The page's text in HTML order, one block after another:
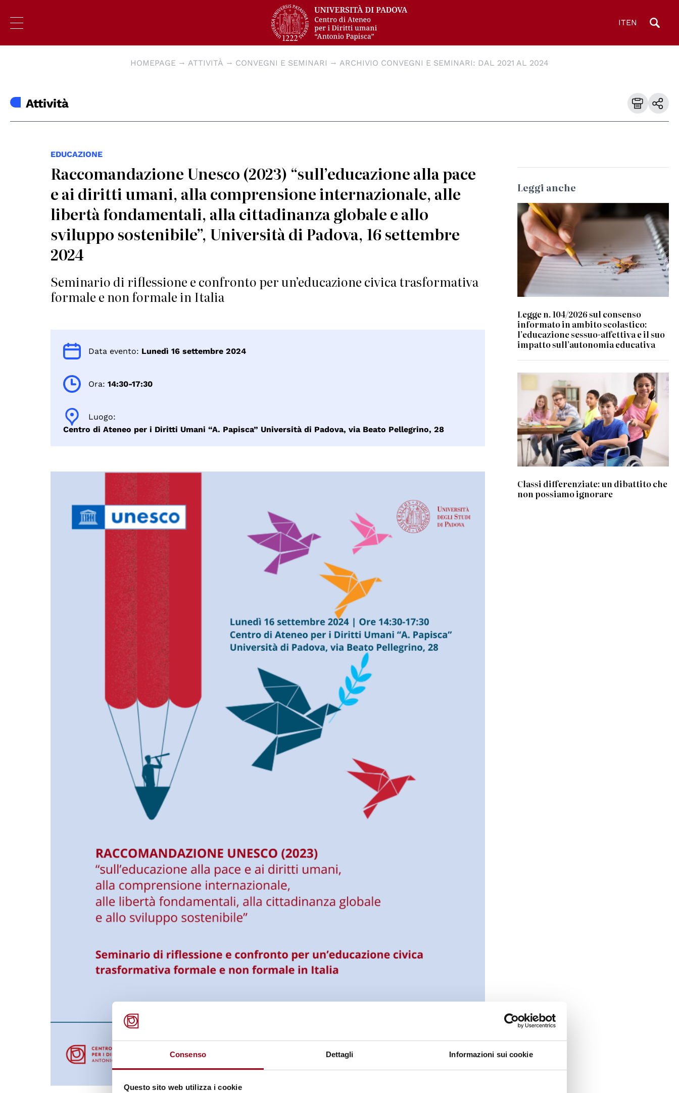
Consenso Dettagli Informazioni sui cookie
Questo sito web utilizza i cookie
ITEN
HOMEPAGE ATTIVITÀ CONVEGNI E SEMINARI ARCHIVIO CONVEGNI E SEMINARI: DAL 2021 AL 2024
Attività
EDUCAZIONE
Raccomandazione Unesco (2023) “sull’educazione alla pace
e ai diritti umani, alla comprensione internazionale, alle
libertà fondamentali, alla cittadinanza globale e allo
sviluppo sostenibile”, Università di Padova, 16 settembre
2024
Seminario di riflessione e confronto per un’educazione civica trasformativa
formale e non formale in Italia
Data evento: Lunedì 16 settembre 2024
Ora: 14:30-17:30
Luogo:
Centro di Ateneo per i Diritti Umani “A. Papisca” Università di Padova, via Beato Pellegrino, 28
Leggi anche
© CC
Legge n. 104/2026 sul consenso
informato in ambito scolastico:
l’educazione sessuo-affettiva e il suo
impatto sull’autonomia educativa
Classi differenziate: un dibattito che
non possiamo ignorare